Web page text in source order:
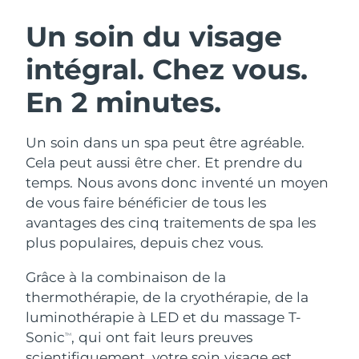
Un soin du visage
intégral. Chez vous.
En 2 minutes.
Un soin dans un spa peut être agréable.
Cela peut aussi être cher. Et prendre du
temps. Nous avons donc inventé un moyen
de vous faire bénéficier de tous les
avantages des cinq traitements de spa les
plus populaires, depuis chez vous.
Grâce à la combinaison de la
thermothérapie, de la cryothérapie, de la
luminothérapie à LED et du massage T-
SonicTM, qui ont fait leurs preuves
Nettoyage du visage
Anti-aging massage
LUNA™ 4 Plus
Massage, LED heating
LUNA™ 4 Men
For men, anti-aging massage
Lifting
Microcurrent toning
BEAR™ 2 go
Microcurrent toning on-the-go
BEAR™ 2 eyes & lips
Microcurrent line smoothing device
Hydratation
UFO™ 3 coffret
Deep facial hydration
UFO™ 3 LED
Near-infrared and red light therapy
device
Soin bucco-dentaire
issa™ 4
Hybrid silicone sonic toothbrush
issa™ 4 plus
Smart hybrid silicone sonic toothbrush
FAQ™ TRAITEMENT ANTI-ÂGE
Anti-âge Traitements LED
NEW
Autriche Livraison estimée
Bahreïn Livraison estimée8/12/26
Belgique Livraison estimée
Bermudes Livraison estimée8/17/26
Bosnie-Herzégovine Livraison estimée
Bulgarie Livraison estimée
Canada Livraison estimée 8/15/26
Chili Livraison estimée